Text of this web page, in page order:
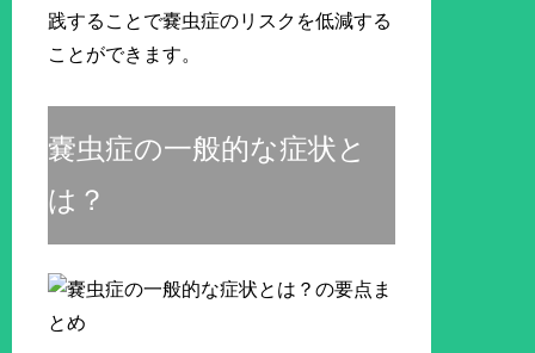
践することで嚢虫症のリスクを低減する
ことができます。
嚢虫症の一般的な症状と
は？